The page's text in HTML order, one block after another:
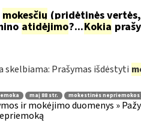
mokesčių(pridėtinės
atidėjimo?...Kokia
skelbiama: Prašymas išdėstyti
maį 88 str. mokestinės
ir mokėjimo duomenys »